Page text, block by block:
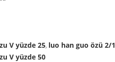
V yüzde 25, luo han guo özü 2/1
V yüzde 50